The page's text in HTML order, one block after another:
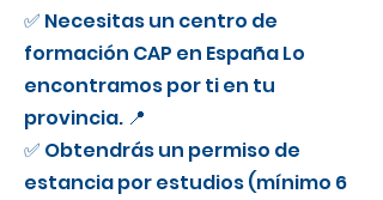
✅ Necesitas un centro de
formación CAP en España Lo
encontramos por ti en tu
provincia. 📍
✅ Obtendrás un permiso de
estancia por estudios (mínimo 6